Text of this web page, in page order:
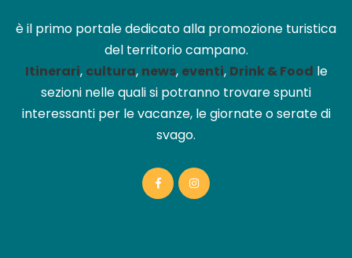
è il primo portale dedicato alla promozione turistica
del territorio campano.
Itinerari, cultura, news, eventi, Drink & Food le
sezioni nelle quali si potranno trovare spunti
interessanti per le vacanze, le giornate o serate di
svago.